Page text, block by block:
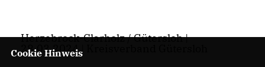
Herzebrock-Clarholz / Gütersloh |
28.03.2024 | Kreisverband Gütersloh
Cookie Hinweis